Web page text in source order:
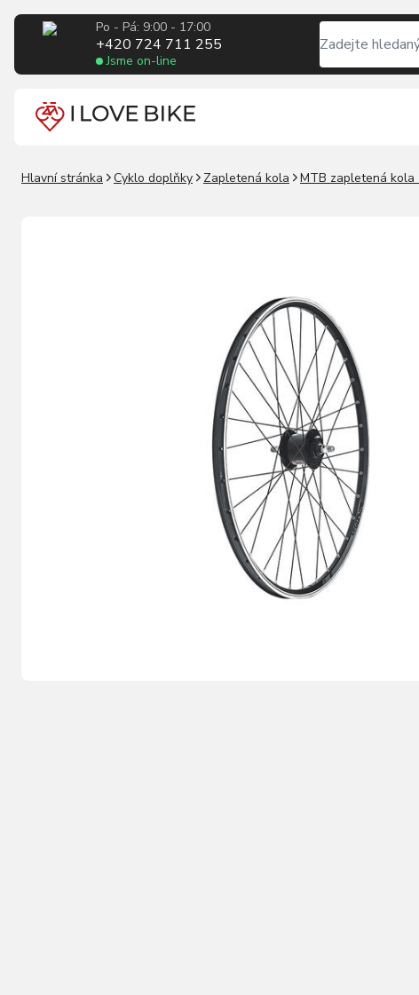
Po - Pá: 9:00 - 17:00
+420 724 711 255
Jsme on-line
Hlavní stránka Cyklo doplňky Zapletená kola MTB zapletená kola